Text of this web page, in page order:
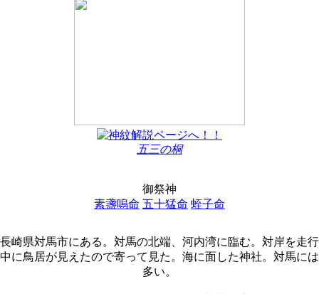
五三の桐
御祭神
素盞嗚命 五十猛命 蛭子命
長崎県対馬市にある。対馬の北端、河内湾に臨む。対岸を走行
中に鳥居が見えたので寄って見た。海に面した神社。対馬には
多い。